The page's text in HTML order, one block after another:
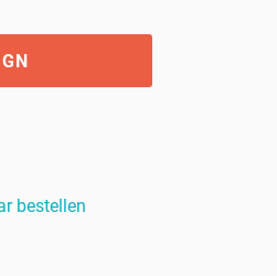
bestellen